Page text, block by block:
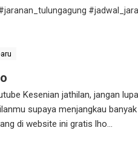
Kesenian jathilan, jangan
supaya menjangkau
di website ini gratis lho...